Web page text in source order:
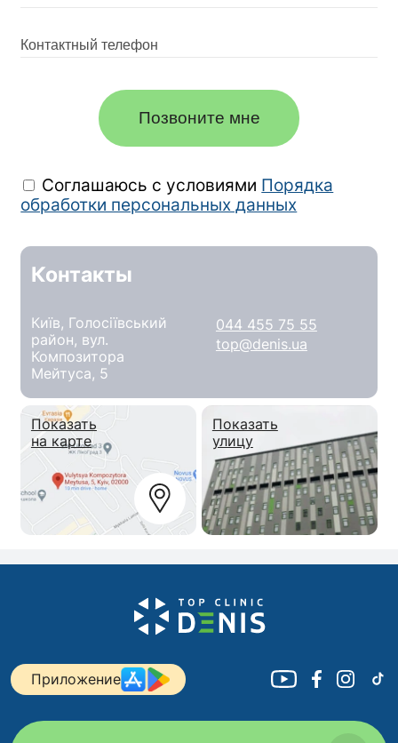
выполнения», EduPhlebology.com
2021: Онлайн коллоквиум «Современные
техники выполнения склеротерапии»,
«Осложнения и нежелательные эффекты
склеротерапии», EduPhlebology.com
2021: Онлайн коллоквиум "Работа на руках -
склеротерапии", EduPhlebology.com
2021: Профессиональная Школа
«Современные аспекты в лечении
холецистита». Национальный университет
здравоохранения Украины им. Шупика П. Л.
2021: Онлайн коллоквиум «Тактика ЭВЛО в
разных венозных бассейнах»,
EduPhlebology.com
2021: Онлайн коллоквиум «ЭВЛО –
послеоперационное ведение и усложнение»,
EduPhlebology.com
облитерация вен», EduPhlebology.com
2021: Онлайн коллоквиум «Беременность и
варикозная болезнь», EduPhlebology.com
«Дерматологическое эхо заболевания вен»,
EduPhlebology.com
Позвоните мне
Соглашаюсь с условиями Порядка
обработки персональных данных
Контакты
Київ, Голосіївський
район, вул.
Композитора
Мейтуса, 5
044 455 75 55
top@denis.ua
Показать
на карте
Показать
улицу
Приложение